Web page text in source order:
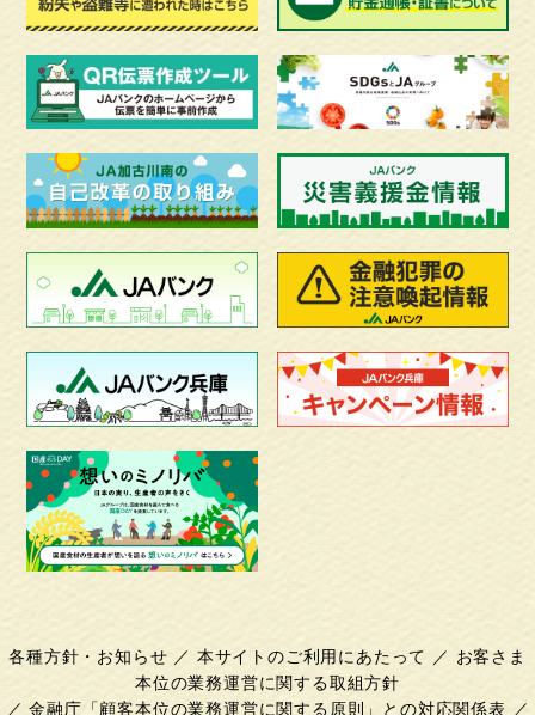
各種方針・お知らせ ／ 本サイトのご利用にあたって ／ お客さま
本位の業務運営に関する取組方針
／金融庁「顧客本位の業務運営に関する原則」との対応関係表 ／